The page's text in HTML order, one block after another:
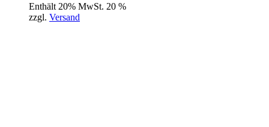
Enthält 20% MwSt. 20 %
zzgl. Versand